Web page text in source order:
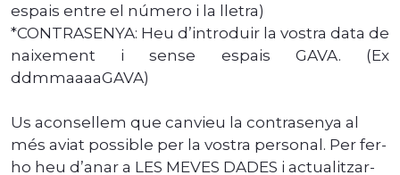
espais entre el número i la lletra)
*CONTRASENYA: Heu d’introduir la vostra data de
naixement i sense espais GAVA. (Ex
ddmmaaaaGAVA)
Us aconsellem que canvieu la contrasenya al
més aviat possible per la vostra personal. Per fer-
ho heu d’anar a LES MEVES DADES i actualitzar-